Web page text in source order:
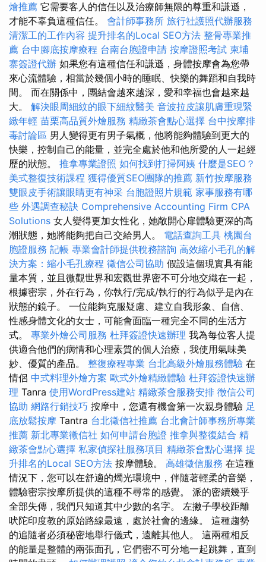
燴推薦 它需要客人的信任以及治療師無限的尊重和謙遜，
才能不辜負這種信任。 會計師事務所 旅行社護照代辦服務
清潔工的工作內容 提升排名的Local SEO方法 整骨專業推
薦 台中腳底按摩療程 台南台胞證申請 按摩證照考試 柬埔
寨簽證代辦 如果您有這種信任和謙遜，身體按摩會為您帶
來心流體驗，相當於幾個小時的睡眠、快樂的舞蹈和自我時
間。 而在關係中，團結會越來越深，愛和幸福也會越來越
大。 解決眼周細紋的眼下細紋醫美 音波拉皮讓肌膚重現緊
緻年輕 苗栗高品質外燴服務 精緻茶會點心選擇 台中按摩排
毒討論區 男人變得更有男子氣概，他將能夠體驗到更大的
快樂，控制自己的能量，並完全處於他和他所愛的人一起經
歷的狀態。 推拿專業證照 如何找到打掃阿姨 什麼是SEO？
美式整復技術課程 獲得優質SEO團隊的推薦 新竹按摩服務
雙眼皮手術讓眼睛更有神采 台胞證照片規範 家事服務有哪
些 外遇調查秘訣 Comprehensive Accounting Firm CPA
Solutions 女人變得更加女性化，她敞開心扉體驗更深的高
潮狀態，她將能夠把自己交給男人。 電話查詢工具 桃園台
胞證服務 記帳 專業會計師提供稅務諮詢 高效縮小毛孔的解
決方案：縮小毛孔療程 徵信公司協助 假設這個現實具有能
量本質，並且微觀世界和宏觀世界密不可分地交織在一起，
根據密宗，外在行為，你執行/完成/執行的行為似乎是內在
狀態的鏡子。 一位能夠克服疑慮、建立自我形象、自信、
性感身體文化的女士，可能會面臨一種完全不同的生活方
式。 專業外燴公司服務 杜拜簽證快速辦理 我為每位客人提
供適合他們的病情和心理素質的個人治療，我使用氣味美
妙、優質的產品。 整復療程專業 台北高級外燴服務體驗 在
情侶 中式料理外燴方案 歐式外燴精緻體驗 杜拜簽證快速辦
理 Tanra 使用WordPress建站 精緻茶會服務安排 徵信公司
協助 網路行銷技巧 按摩中，您還有機會第一次親身體驗 足
底放鬆按摩 Tantra 台北徵信社推薦 台北會計師事務所專業
推薦 新北專業徵信社 如何申請台胞證 推拿與整復結合 精
緻茶會點心選擇 私家偵探社服務項目 精緻茶會點心選擇 提
升排名的Local SEO方法 按摩體驗。 高雄徵信服務 在這種
情況下，您可以在舒適的燭光環境中，伴隨著輕柔的音樂，
體驗密宗按摩所提供的這種不尋常的感覺。 派的密續幾乎
全部失傳，我們只知道其中少數的名字。 左撇子學校距離
吠陀印度教的原始路線最遠，處於社會的邊緣。 這種趨勢
的追隨者必須秘密地舉行儀式，遠離其他人。 這兩種相反
的能量是整體的兩張面孔，它們密不可分地一起跳舞，直到